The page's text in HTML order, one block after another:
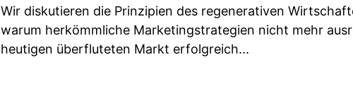
Wir diskutieren die Prinzipien des regenerativen
warum herkömmliche Marketingstrategien nicht mehr
heutigen überfluteten Markt erfolgreich...